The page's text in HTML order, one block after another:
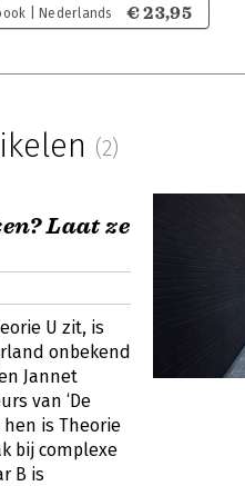
| Nederlands € 23,95
(2)
Laat ze
U zit, is
onbekend
Jannet
van ‘De
hen is Theorie
bij complexe
B is